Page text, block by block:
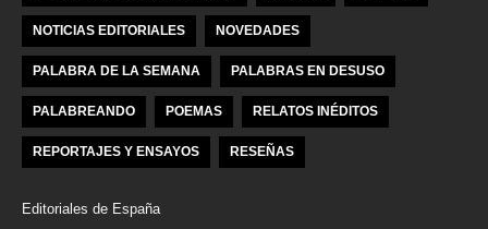
NOTICIAS EDITORIALES NOVEDADES
PALABRA DE LA SEMANA PALABRAS EN DESUSO
PALABREANDO POEMAS RELATOS INÉDITOS
REPORTAJES Y ENSAYOS RESEÑAS
Editoriales de España